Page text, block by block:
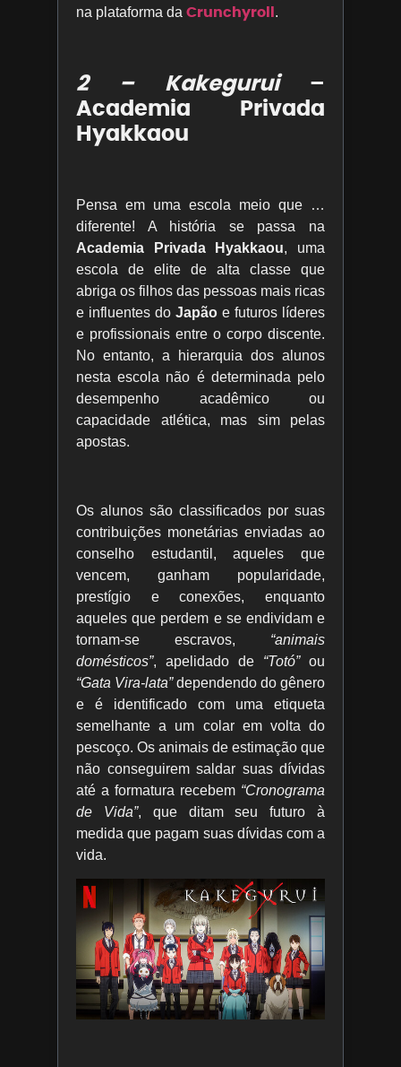
na plataforma da Crunchyroll.
2 – Kakegurui–
Academia Privada
Hyakkaou
Pensa em uma escola meio que …
diferente! A história se passa na
Academia Privada Hyakkaou, uma
escola de elite de alta classe que
abriga os filhos das pessoas mais ricas
e influentes do Japão e futuros líderes
e profissionais entre o corpo discente.
No entanto, a hierarquia dos alunos
nesta escola não é determinada pelo
desempenho acadêmico ou
capacidade atlética, mas sim pelas
apostas.
Os alunos são classificados por suas
contribuições monetárias enviadas ao
conselho estudantil, aqueles que
vencem, ganham popularidade,
prestígio e conexões, enquanto
aqueles que perdem e se endividam e
tornam-se escravos, “animais
domésticos”, apelidado de “Totó”ou
“Gata Vira-lata”dependendo do gênero
e é identificado com uma etiqueta
semelhante a um colar em volta do
pescoço. Os animais de estimação que
não conseguirem saldar suas dívidas
até a formatura recebem “Cronograma
de Vida”, que ditam seu futuro à
medida que pagam suas dívidas com a
vida.